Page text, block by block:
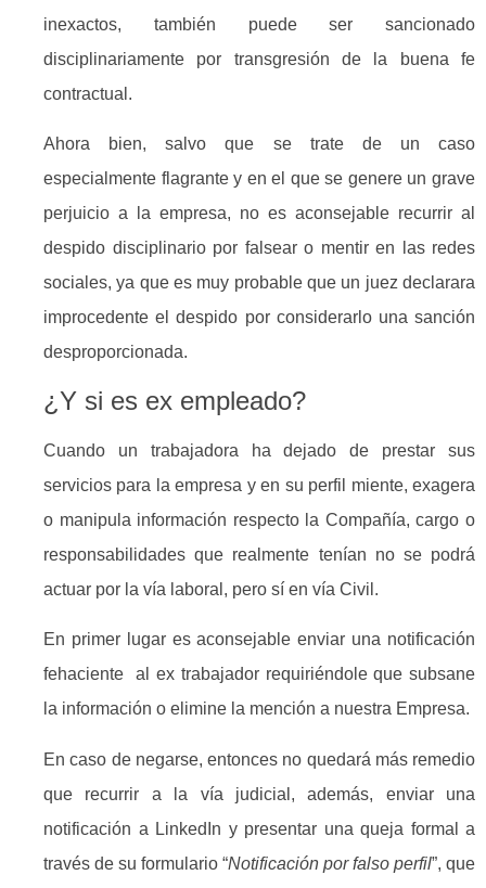
inexactos, también puede ser sancionado
disciplinariamente por transgresión de la buena fe
contractual.
Ahora bien, salvo que se trate de un caso
especialmente flagrante y en el que se genere un grave
perjuicio a la empresa, no es aconsejable recurrir al
despido disciplinario por falsear o mentir en las redes
sociales, ya que es muy probable que un juez declarara
improcedente el despido por considerarlo una sanción
desproporcionada.
¿Y si es ex empleado?
Cuando un trabajadora ha dejado de prestar sus
servicios para la empresa y en su perfil miente, exagera
o manipula información respecto la Compañía, cargo o
responsabilidades que realmente tenían no se podrá
actuar por la vía laboral, pero sí en vía Civil.
En primer lugar es aconsejable enviar una notificación
fehaciente al ex trabajador requiriéndole que subsane
la información o elimine la mención a nuestra Empresa.
En caso de negarse, entonces no quedará más remedio
que recurrir a la vía judicial, además, enviar una
notificación a LinkedIn y presentar una queja formal a
través de su formulario “Notificación por falso perfil”, que